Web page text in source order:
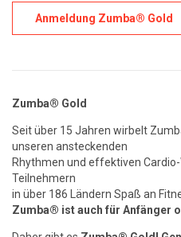
Anmeldung Zumba® Gold
Zumba® Gold
Seit über 15 Jahren wirbelt
unseren ansteckenden
Rhythmen und effektiven
Teilnehmern
in über 186 Ländern Spaß an
Zumba® ist auch für Anfänger